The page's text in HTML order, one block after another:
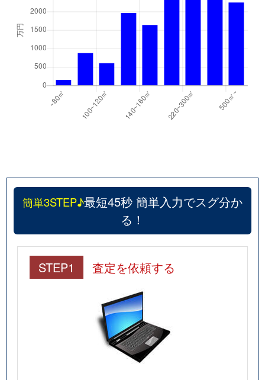
簡単3STEP♪最短45秒 簡単入力でスグ分か
る！
STEP1 査定を依頼する